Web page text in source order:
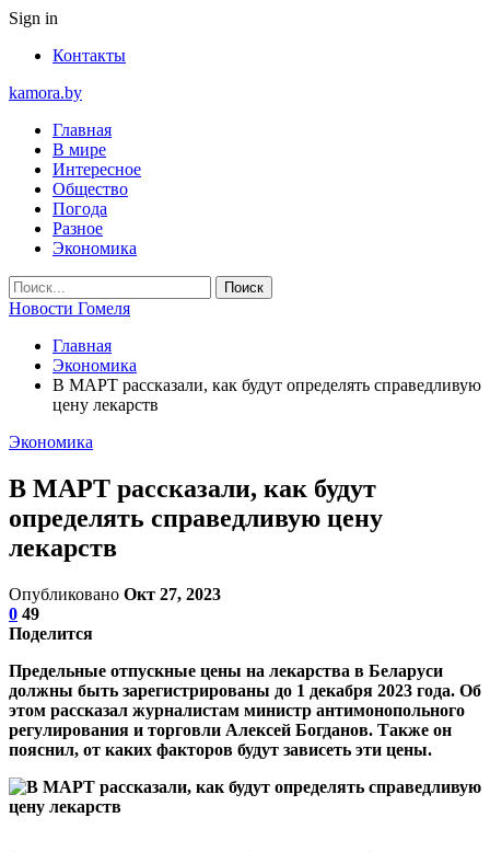
Sign in
Контакты
kamora.by
Главная
В мире
Интересное
Общество
Погода
Разное
Экономика
Новости Гомеля
Главная
Экономика
В МАРТ рассказали, как будут определять справедливую
цену лекарств
Экономика
В МАРТ рассказали, как будут
определять справедливую цену
лекарств
Опубликовано Окт 27, 2023
0 49
Поделится
Предельные отпускные цены на лекарства в Беларуси
должны быть зарегистрированы до 1 декабря 2023 года. Об
этом рассказал журналистам министр антимонопольного
регулирования и торговли Алексей Богданов. Также он
пояснил, от каких факторов будут зависеть эти цены.